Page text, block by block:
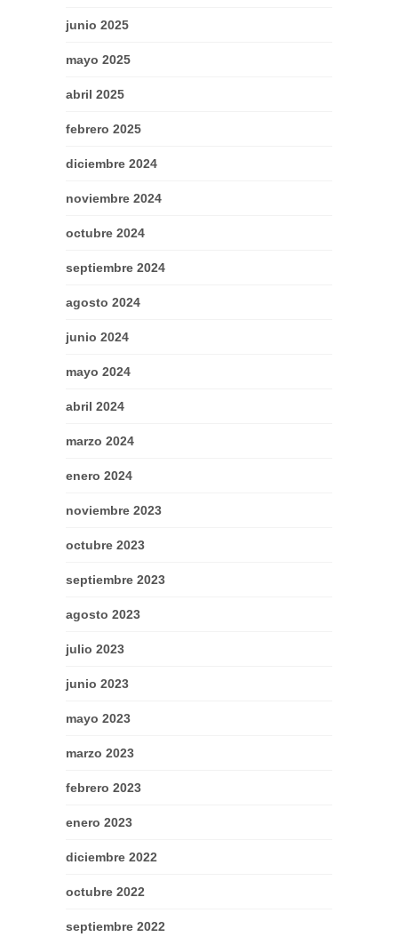
junio 2025
mayo 2025
abril 2025
febrero 2025
diciembre 2024
noviembre 2024
octubre 2024
septiembre 2024
agosto 2024
junio 2024
mayo 2024
abril 2024
marzo 2024
enero 2024
noviembre 2023
octubre 2023
septiembre 2023
agosto 2023
julio 2023
junio 2023
mayo 2023
marzo 2023
febrero 2023
enero 2023
diciembre 2022
octubre 2022
septiembre 2022